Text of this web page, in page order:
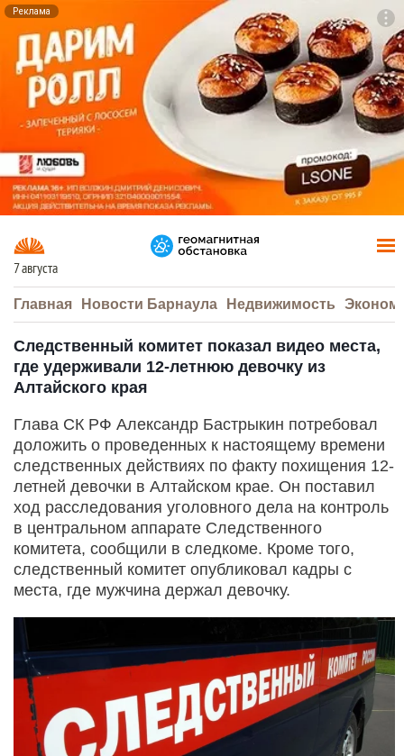
Реклама
7 августа
Главная Новости Барнаула Недвижимость
Следственный комитет показал видео места,
где удерживали 12-летнюю девочку из
Алтайского края
Глава СК РФ Александр Бастрыкин потребовал
доложить о проведенных к настоящему времени
следственных действиях по факту похищения 12-
летней девочки в Алтайском крае. Он поставил
ход расследования уголовного дела на контроль
в центральном аппарате Следственного
комитета, сообщили в следкоме. Кроме того,
следственный комитет опубликовал кадры с
места, где мужчина держал девочку.